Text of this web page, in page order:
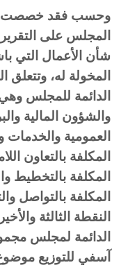
وحسب فقد خصصت
المجلس على
شأن الأعمال التي
المخولة له، وتتعلق
الدائمة للمجلس
والشؤون المالية
العمومية والخدمات
المكلفة بالتعاون
المكلفة بالتخطيط
المكلفة
النقطة الثالثة
الدائمة لمجلس
آسفي للتوزيع